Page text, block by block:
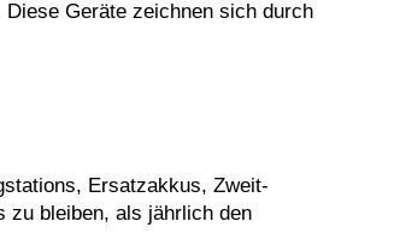
Geräte zeichnen sich durch
Ersatzakkus, Zweit-
zu bleiben, als jährlich den